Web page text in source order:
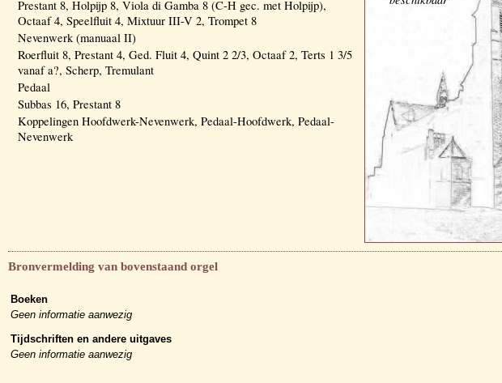
Prestant 8, Holpijp 8, Viola di Gamba 8 (C-H gec. met Holpijp),
Octaaf 4, Speelfluit 4, Mixtuur III-V 2, Trompet 8
Nevenwerk (manuaal II)
Roerfluit 8, Prestant 4, Ged. Fluit 4, Quint 2 2/3, Octaaf 2, Terts 1 3/5
vanaf a?, Scherp, Tremulant
Pedaal
Subbas 16, Prestant 8
Koppelingen Hoofdwerk-Nevenwerk, Pedaal-Hoofdwerk, Pedaal-
Nevenwerk
Bronvermelding van bovenstaand orgel
Boeken
Geen informatie aanwezig
Tijdschriften en andere uitgaves
Geen informatie aanwezig